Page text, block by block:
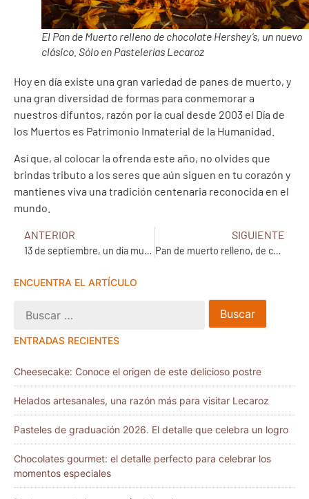
El Pan de Muerto relleno de chocolate Hershey’s, un nuevo
clásico. Sólo en Pastelerías Lecaroz
Hoy en día existe una gran variedad de panes de muerto, y
una gran diversidad de formas para conmemorar a
nuestros difuntos, razón por la cual desde 2003 el Día de
los Muertos es Patrimonio Inmaterial de la Humanidad.
Así que, al colocar la ofrenda este año, no olvides que
brindas tributo a los seres que aún siguen en tu corazón y
mantienes viva una tradición centenaria reconocida en el
mundo.
ANTERIOR
13 de septiembre, un día muy chocolatoso
SIGUIENTE
Pan de muerto relleno, de chocolate y más…
ENCUENTRA EL ARTÍCULO
ENTRADAS RECIENTES
Cheesecake: Conoce el origen de este delicioso postre
Helados artesanales, una razón más para visitar Lecaroz
Pasteles de graduación 2026. El detalle que celebra un logro
Chocolates gourmet: el detalle perfecto para celebrar los
momentos especiales